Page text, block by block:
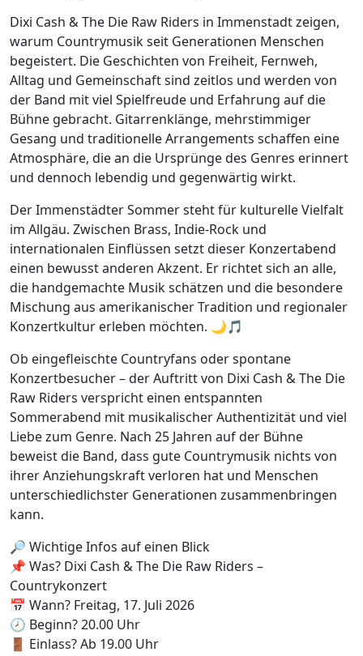
Dixi Cash & The Die Raw Riders in Immenstadt zeigen,
warum Countrymusik seit Generationen Menschen
begeistert. Die Geschichten von Freiheit, Fernweh,
Alltag und Gemeinschaft sind zeitlos und werden von
der Band mit viel Spielfreude und Erfahrung auf die
Bühne gebracht. Gitarrenklänge, mehrstimmiger
Gesang und traditionelle Arrangements schaffen eine
Atmosphäre, die an die Ursprünge des Genres erinnert
und dennoch lebendig und gegenwärtig wirkt.
Der Immenstädter Sommer steht für kulturelle Vielfalt
im Allgäu. Zwischen Brass, Indie-Rock und
internationalen Einflüssen setzt dieser Konzertabend
einen bewusst anderen Akzent. Er richtet sich an alle,
die handgemachte Musik schätzen und die besondere
Mischung aus amerikanischer Tradition und regionaler
Konzertkultur erleben möchten. 🌙🎵
Ob eingefleischte Countryfans oder spontane
Konzertbesucher – der Auftritt von Dixi Cash & The Die
Raw Riders verspricht einen entspannten
Sommerabend mit musikalischer Authentizität und viel
Liebe zum Genre. Nach 25 Jahren auf der Bühne
beweist die Band, dass gute Countrymusik nichts von
ihrer Anziehungskraft verloren hat und Menschen
unterschiedlichster Generationen zusammenbringen
kann.
🔎 Wichtige Infos auf einen Blick
📌 Was? Dixi Cash & The Die Raw Riders –
Countrykonzert
📅 Wann? Freitag, 17. Juli 2026
🕗 Beginn? 20.00 Uhr
🚪 Einlass? Ab 19.00 Uhr